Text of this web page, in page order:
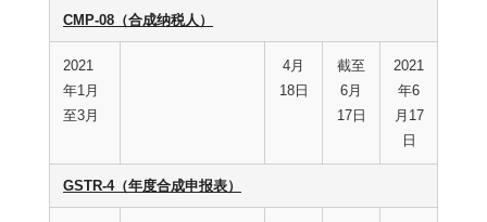
CMP-08（合成纳税人）
2021
年1月
至3月
4月
18日
截至
6月
17日
2021
年6
月17
日
GSTR-4（年度合成申报表）